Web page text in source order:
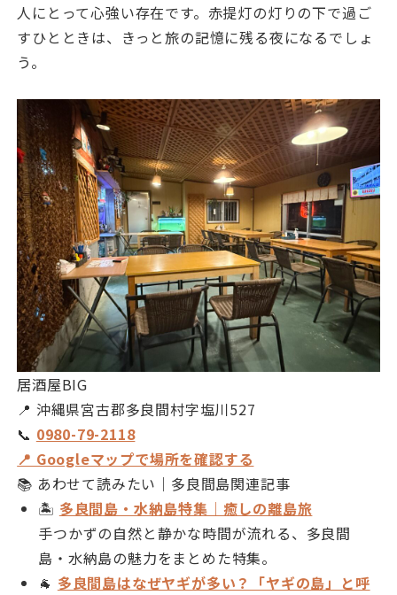
人にとって心強い存在です。赤提灯の灯りの下で過ご
すひとときは、きっと旅の記憶に残る夜になるでしょ
う。
居酒屋BIG
📍 沖縄県宮古郡多良間村字塩川527
📞 0980-79-2118
📍 Googleマップで場所を確認する
📚 あわせて読みたい｜多良間島関連記事
🏝 多良間島・水納島特集｜癒しの離島旅
手つかずの自然と静かな時間が流れる、多良間
島・水納島の魅力をまとめた特集。
🐐 多良間島はなぜヤギが多い？「ヤギの島」と呼